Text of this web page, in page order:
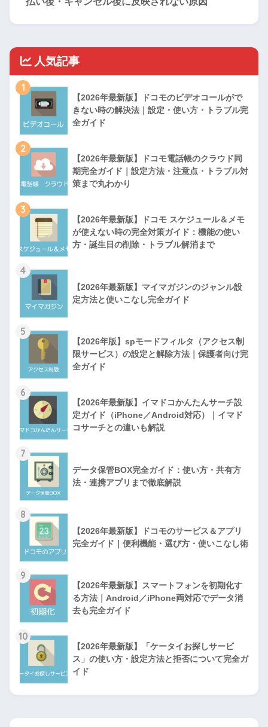
人気記事
1
【2026年最新版】ドコモのビデオコールがで
きない時の解決法｜設定・使い方・トラブル完
全ガイド
2
【2026年最新版】ドコモ電話帳のクラウド同
期完全ガイド｜設定方法・注意点・トラブル対
策まで丸わかり
3
【2026年最新版】ドコモ スケジュール＆メモ
が使えない時の完全対策ガイド：機能の使い
方・誕生日の削除・トラブル解消まで
4
【2026年最新版】マイマガジンのジャンル設
定方法と使いこなし完全ガイド
5
【2026年版】spモードフィルタ（アクセス制
限サービス）の設定と解除方法｜保護者向け完
全ガイド
6
【2026年最新版】イマドコかんたんサーチ設
定ガイド（iPhone／Android対応）｜イマド
コサーチとの違いも解説
7
データ保管BOX完全ガイド：使い方・共有方
法・連携アプリまで徹底解説
8
【2026年最新版】ドコモのサービス＆アプリ
完全ガイド｜便利機能・選び方・使いこなし術
9
【2026年最新版】スマートフォンを初期化す
る方法｜Android／iPhone両対応でデータ消
去も完全ガイド
10
【2026年最新版】「ケータイお探しサービ
ス」の使い方・設定方法と拒否について完全ガ
イド